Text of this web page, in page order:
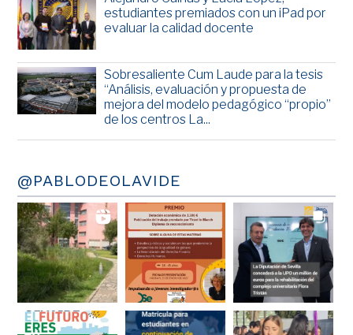
estudiantes premiados con un iPad por
evaluar la calidad docente
Sobresaliente Cum Laude para la tesis
“Análisis, evaluación y propuesta de
mejora del modelo pedagógico “propio”
de los centros La...
@PABLODEOLAVIDE